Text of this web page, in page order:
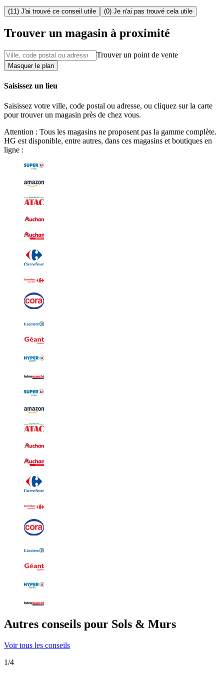
(11) J'ai trouvé ce conseil utile (0) Je n'ai pas trouvé cela utile
Trouver un magasin à proximité
Trouver un point de vente
Masquer le plan
Saisissez un lieu
Saisissez votre ville, code postal ou adresse, ou cliquez sur la carte
pour trouver un magasin près de chez vous.
Attention : Tous les magasins ne proposent pas la gamme complète.
HG est disponible, entre autres, dans ces magasins et boutiques en
ligne :
Autres conseils pour Sols & Murs
Voir tous les conseils
1/4